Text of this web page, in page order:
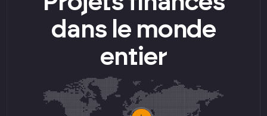
dans le monde
entier